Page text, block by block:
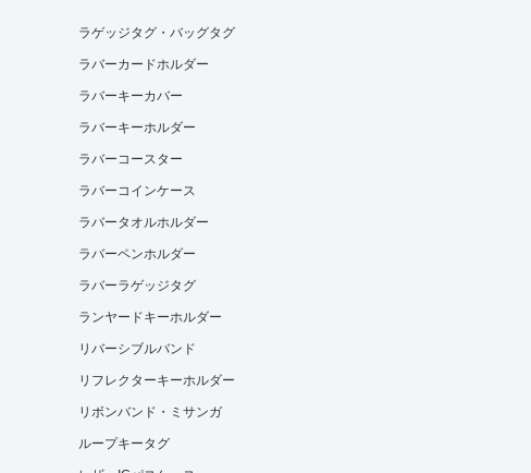
ラゲッジタグ・バッグタグ
ラバーカードホルダー
ラバーキーカバー
ラバーキーホルダー
ラバーコースター
ラバーコインケース
ラバータオルホルダー
ラバーペンホルダー
ラバーラゲッジタグ
ランヤードキーホルダー
リバーシブルバンド
リフレクターキーホルダー
リボンバンド・ミサンガ
ループキータグ